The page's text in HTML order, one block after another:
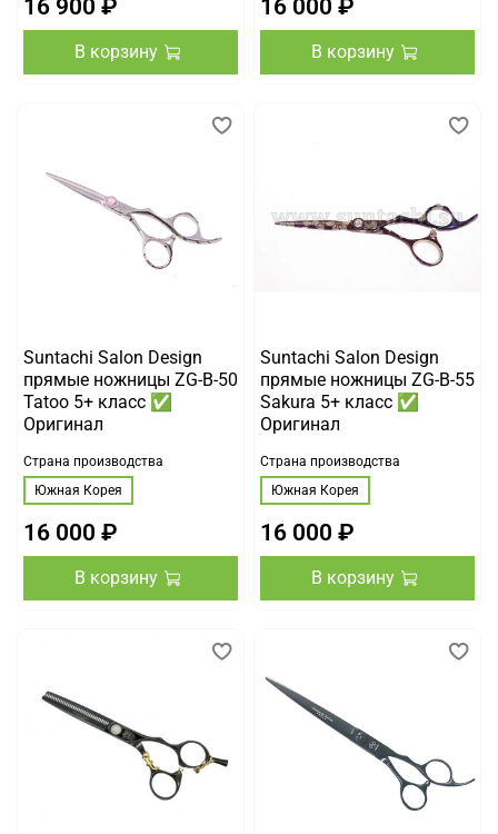
16 900 ₽
В корзину
16 000 ₽
В корзину
Suntachi Salon Design
прямые ножницы ZG-B-50
Tatoo 5+ класс ✅
Оригинал
Страна производства
Южная Корея
16 000 ₽
В корзину
Suntachi Salon Design
прямые ножницы ZG-B-55
Sakura 5+ класс ✅
Оригинал
Страна производства
Южная Корея
16 000 ₽
В корзину